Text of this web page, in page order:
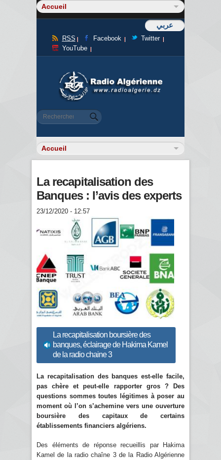
عربي
RSS Facebook
Twitter
YouTube
Formulaire de recherche
Rechercher
La recapitalisation des
Banques : l’avis des experts
23/12/2020 - 12:57
La recapitalisation boursière des
banques, éclairage de Hakima Kamel
de la radio chaine 3
La recapitalisation des banques est-elle facile,
pas chère et peut-elle rapporter gros ? Des
questions sommes toutes légitimes à poser au
moment où l’on s’achemine vers une ouverture
boursière des capitaux de certains
établissements financiers algériens.
Des éléments de réponse recueillis par Hakima
Kamel de la radio chaîne 3 de la Radio Algérienne